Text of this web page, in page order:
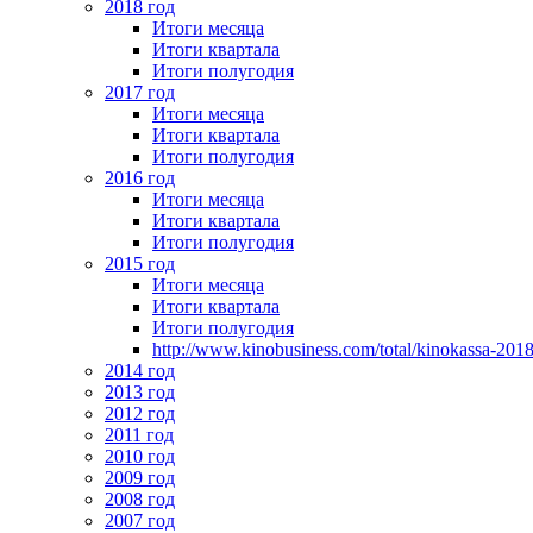
2018 год
Итоги месяца
Итоги квартала
Итоги полугодия
2017 год
Итоги месяца
Итоги квартала
Итоги полугодия
2016 год
Итоги месяца
Итоги квартала
Итоги полугодия
2015 год
Итоги месяца
Итоги квартала
Итоги полугодия
http://www.kinobusiness.com/total/kinokassa-
2014 год
2013 год
2012 год
2011 год
2010 год
2009 год
2008 год
2007 год